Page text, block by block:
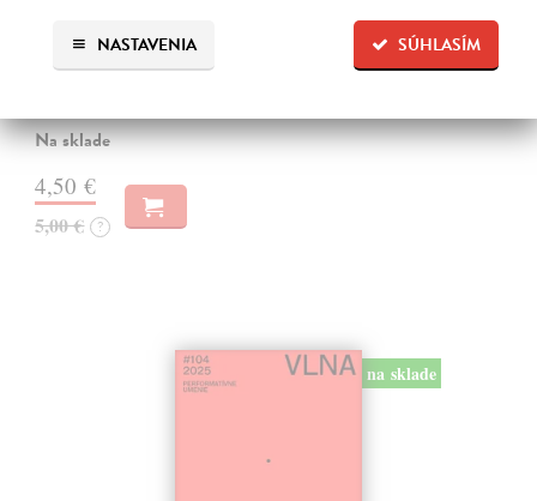
SÚHLASÍM
NASTAVENIA
Vlna 105/2025
kolektív autorov| Časopis
Na sklade
4,50 €
5,00 € ?
na sklade